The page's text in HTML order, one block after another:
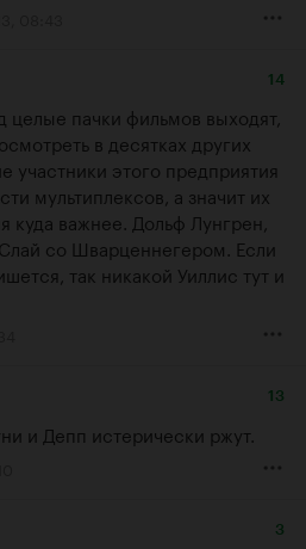
14
целые пачки фильмов выходят,
в десятках других
участники этого предприятия
мультиплексов, а значит их
куда важнее. Дольф Лунгрен,
со Шварценнегером. Если
так никакой Уиллис тут и
13
и Депп истерически ржут.
3